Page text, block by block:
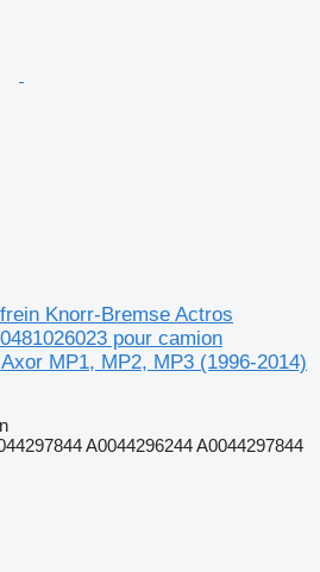
Knorr-Bremse Actros
pour camion
MP1, MP2, MP3 (1996-2014)
A0044296244 A0044297844